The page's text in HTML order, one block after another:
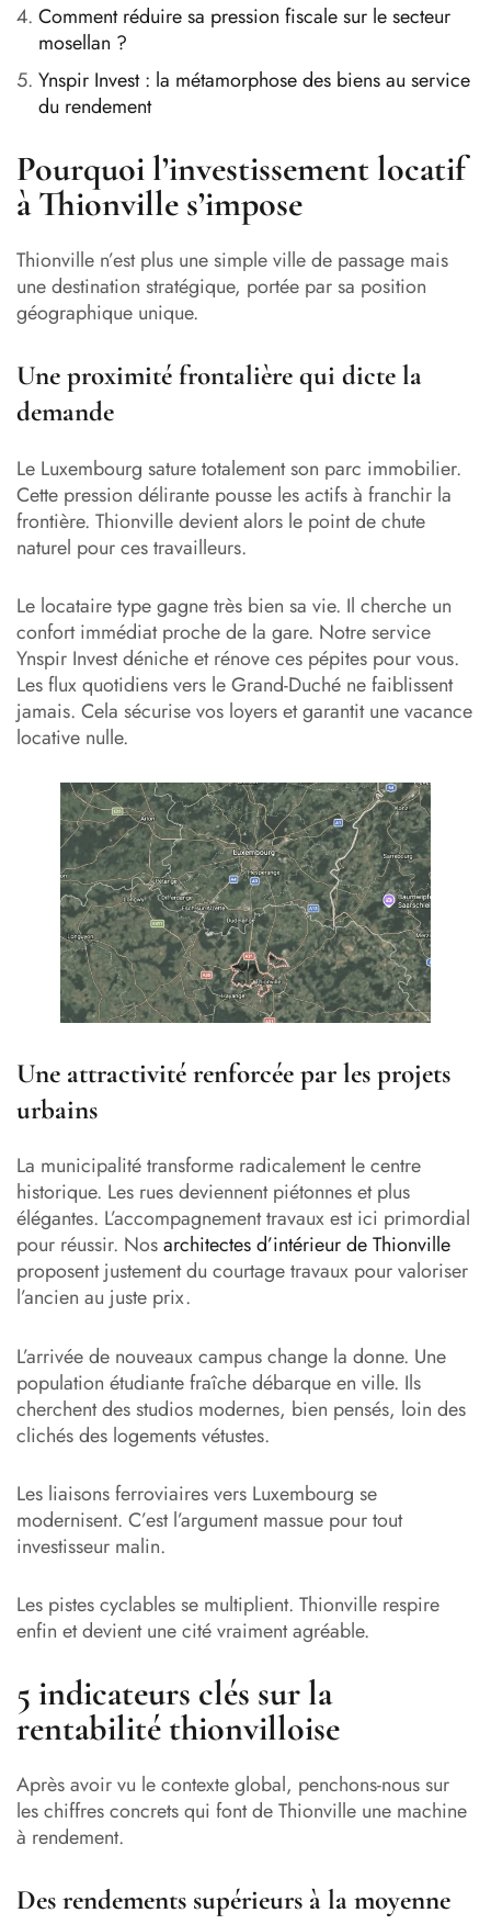
Comment réduire sa pression fiscale sur le secteur
mosellan ?
Ynspir Invest : la métamorphose des biens au service
du rendement
Pourquoi l’investissement locatif
à Thionville s’impose
Thionville n’est plus une simple ville de passage mais
une destination stratégique, portée par sa position
géographique unique.
Une proximité frontalière qui dicte la
demande
Le Luxembourg sature totalement son parc immobilier.
Cette pression délirante pousse les actifs à franchir la
frontière. Thionville devient alors le point de chute
naturel pour ces travailleurs.
Le locataire type gagne très bien sa vie. Il cherche un
confort immédiat proche de la gare. Notre service
Ynspir Invest déniche et rénove ces pépites pour vous.
Les flux quotidiens vers le Grand-Duché ne faiblissent
jamais. Cela sécurise vos loyers et garantit une vacance
locative nulle.
Une attractivité renforcée par les projets
urbains
La municipalité transforme radicalement le centre
historique. Les rues deviennent piétonnes et plus
élégantes. L’accompagnement travaux est ici primordial
pour réussir. Nosarchitectes d’intérieur de Thionville
proposent justement du courtage travaux pour valoriser
l’ancien au juste prix.
L’arrivée de nouveaux campus change la donne. Une
population étudiante fraîche débarque en ville. Ils
cherchent des studios modernes, bien pensés, loin des
clichés des logements vétustes.
Les liaisons ferroviaires vers Luxembourg se
modernisent. C’est l’argument massue pour tout
investisseur malin.
Les pistes cyclables se multiplient. Thionville respire
enfin et devient une cité vraiment agréable.
5 indicateurs clés sur la
rentabilité thionvilloise
Après avoir vu le contexte global, penchons-nous sur
les chiffres concrets qui font de Thionville une machine
à rendement.
Des rendements supérieurs à la moyenne